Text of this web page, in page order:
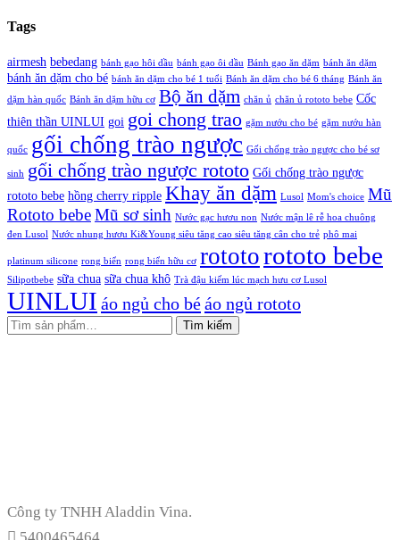
Tags
airmesh bebedang bánh gạo hôi dầu bánh gạo ôi dầu Bánh gạo ăn dặm bánh ăn dặm
bánh ăn dặm cho bé bánh ăn dặm cho bé 1 tuổi Bánh ăn dặm cho bé 6 tháng Bánh ăn
dặm hàn quốc Bánh ăn dặm hữu cơ Bộ ăn dặm chăn ủ chăn ủ rototo bebe Cốc
thiên thần UINLUI goi goi chong trao gặm nướu cho bé gặm nướu hàn
quốc gối chống trào ngược Gối chống trào ngược cho bé sơ
sinh gối chống trào ngược rototo Gối chống trào ngược
rototo bebe hồng cherry ripple Khay ăn dặm Lusol Mom's choice Mũ
Rototo bebeMũ sơ sinh Nước gạc hươu non Nước mận lê rễ hoa chuông
đen Lusol Nước nhung hươu Ki&Young siêu tăng cao siêu tăng cân cho trẻ phô mai
platinum silicone rong biển rong biển hữu cơ rototorototo bebe
Silipotbebe sữa chua sữa chua khô Trà đậu kiếm lúc mạch hưu cơ Lusol
UINLUI áo ngủ cho béáo ngủ rototo
Tìm kiếm
Công ty TNHH Aladdin Vina.